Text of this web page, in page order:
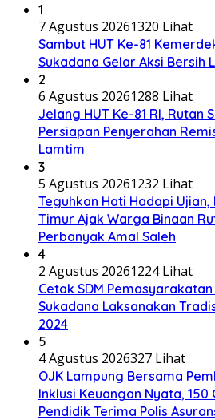
1
7 Agustus 20261320 Lihat
Sambut HUT Ke-81
Sukadana Gelar Aksi Bersih
2
6 Agustus 20261288 Lihat
Jelang HUT Ke-81 RI, Rutan
Persiapan Penyerahan
Lamtim
3
5 Agustus 20261232 Lihat
Teguhkan Hati Hadapi
Timur Ajak Warga Binaan
Perbanyak Amal Saleh
4
2 Agustus 20261224 Lihat
Cetak SDM
Sukadana Laksanakan
2024
5
4 Agustus 2026327 Lihat
OJK Lampung Bersama
Inklusi Keuangan Nyata, 150
Pendidik Terima Polis